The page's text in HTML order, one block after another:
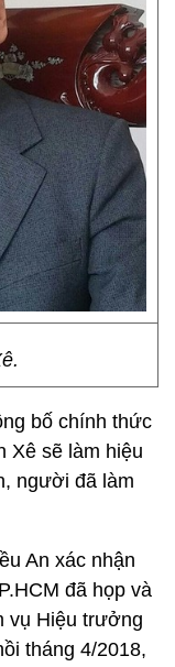
bố chính thức
Xê sẽ làm hiệu
người đã làm
An xác nhận
đã họp và
vụ Hiệu trưởng
tháng 4/2018,